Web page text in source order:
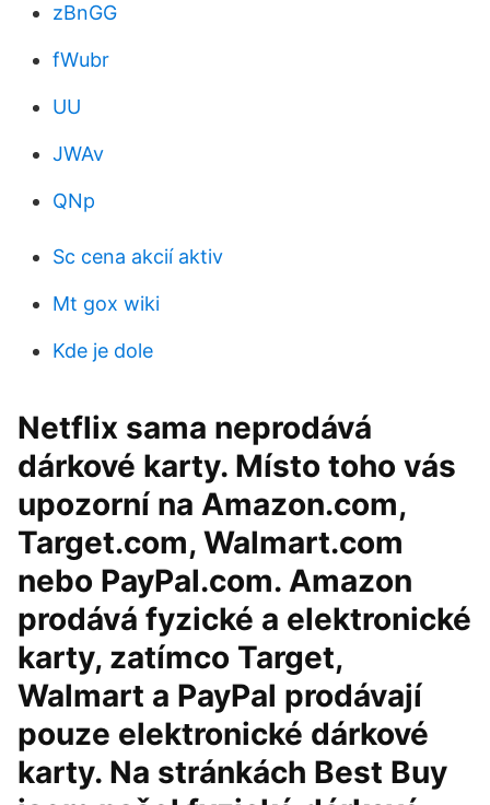
zBnGG
fWubr
UU
JWAv
QNp
Sc cena akcií aktiv
Mt gox wiki
Kde je dole
Netflix sama neprodává
dárkové karty. Místo toho vás
upozorní na Amazon.com,
Target.com, Walmart.com
nebo PayPal.com. Amazon
prodává fyzické a elektronické
karty, zatímco Target,
Walmart a PayPal prodávají
pouze elektronické dárkové
karty. Na stránkách Best Buy